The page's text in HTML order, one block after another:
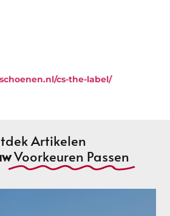
cs-the-label/
Artikelen
Voorkeuren Passen